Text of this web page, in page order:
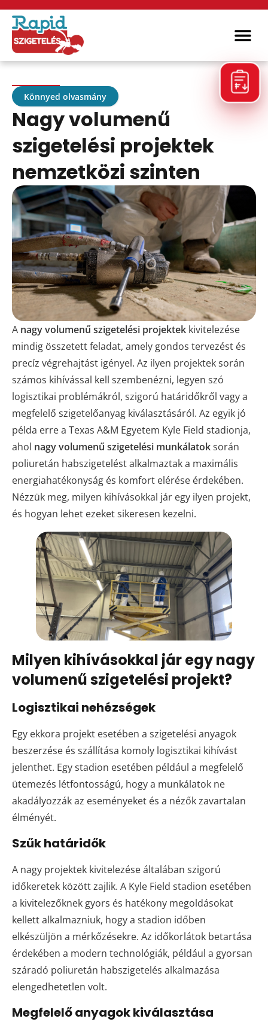
Könnyed olvasmány
Nagy volumenű
szigetelési projektek
nemzetközi szinten
A nagy volumenű szigetelési projektek kivitelezése
mindig összetett feladat, amely gondos tervezést és
precíz végrehajtást igényel. Az ilyen projektek során
számos kihívással kell szembenézni, legyen szó
logisztikai problémákról, szigorú határidőkről vagy a
megfelelő szigetelőanyag kiválasztásáról. Az egyik jó
példa erre a Texas A&M Egyetem Kyle Field stadionja,
ahol nagy volumenű szigetelési munkálatoksorán
poliuretán habszigetelést alkalmaztak a maximális
energiahatékonyság és komfort elérése érdekében.
Nézzük meg, milyen kihívásokkal jár egy ilyen projekt,
és hogyan lehet ezeket sikeresen kezelni.
Milyen kihívásokkal jár egy nagy
volumenű szigetelési projekt?
Logisztikai nehézségek
Egy ekkora projekt esetében a szigetelési anyagok
beszerzése és szállítása komoly logisztikai kihívást
jelenthet. Egy stadion esetében például a megfelelő
ütemezés létfontosságú, hogy a munkálatok ne
akadályozzák az eseményeket és a nézők zavartalan
élményét.
Szűk határidők
A nagy projektek kivitelezése általában szigorú
időkeretek között zajlik. A Kyle Field stadion esetében
a kivitelezőknek gyors és hatékony megoldásokat
kellett alkalmazniuk, hogy a stadion időben
elkészüljön a mérkőzésekre. Az időkorlátok betartása
érdekében a modern technológiák, például a gyorsan
száradó poliuretán habszigetelés alkalmazása
elengedhetetlen volt.
Megfelelő anyagok kiválasztása